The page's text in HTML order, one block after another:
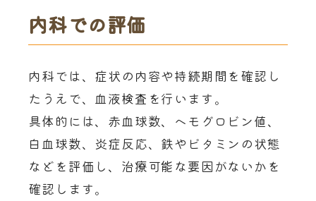
内科での評価
内科では、症状の内容や持続期間を確認し
たうえで、血液検査を行います。
具体的には、赤血球数、ヘモグロビン値、
白血球数、炎症反応、鉄やビタミンの状態
などを評価し、治療可能な要因がないかを
確認します。